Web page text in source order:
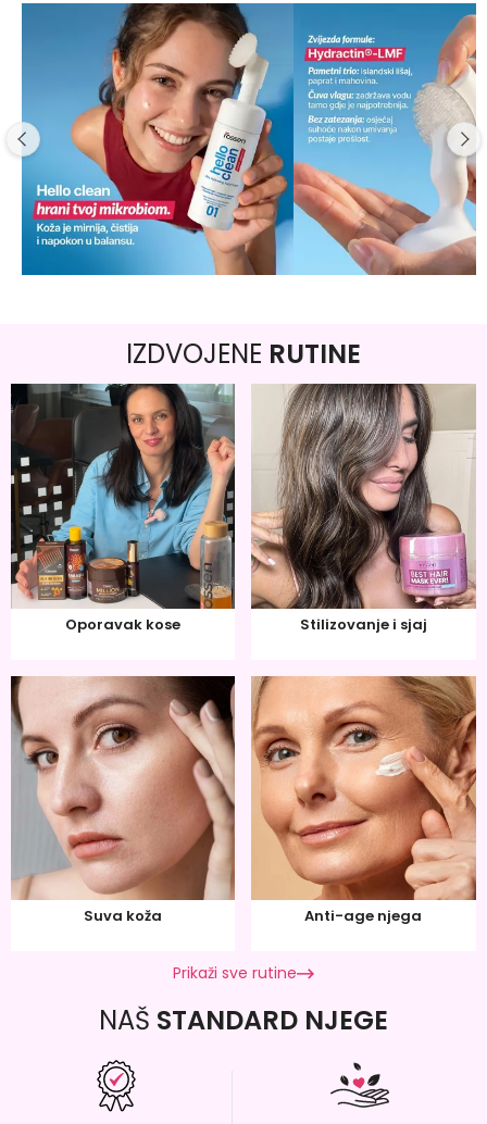
IZDVOJENE RUTINE
Oporavak kose Stilizovanje i sjaj
Suva koža Anti-age njega
Prikaži sve rutine
NAŠ STANDARD NJEGE